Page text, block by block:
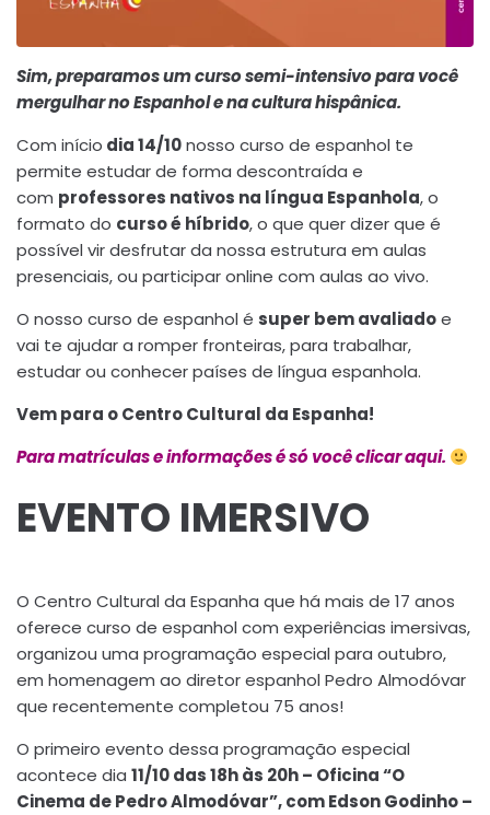
Sim, preparamos um curso semi-intensivo para você
mergulhar no Espanhol e na cultura hispânica.
Com início dia 14/10nosso curso de espanhol te
permite estudar de forma descontraída e
com professores nativos na língua Espanhola, o
formato do curso é híbrido, o que quer dizer que é
possível vir desfrutar da nossa estrutura em aulas
presenciais, ou participar online com aulas ao vivo.
O nosso curso de espanhol é super bem avaliadoe
vai te ajudar a romper fronteiras, para trabalhar,
estudar ou conhecer países de língua espanhola.
Vem para o Centro Cultural da Espanha!
Para matrículas e informações é só você clicar aqui.
EVENTO IMERSIVO
O Centro Cultural da Espanha que há mais de 17 anos
oferece curso de espanhol com experiências imersivas,
organizou uma programação especial para outubro,
em homenagem ao diretor espanhol Pedro Almodóvar
que recentemente completou 75 anos!
O primeiro evento dessa programação especial
acontece dia 11/10 das 18h às 20h – Oficina “O
Cinema de Pedro Almodóvar”, com Edson Godinho –